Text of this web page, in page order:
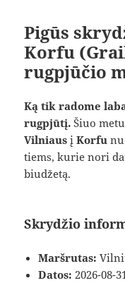
Pigūs
Korfu
rugpjūčio
Ką tik radome
rugpjūtį. Šiuo
Vilniaus įKorfu
tiems, kurie nori
biudžetą.
Skrydžio
Maršrutas:
Datos: 2026-08-